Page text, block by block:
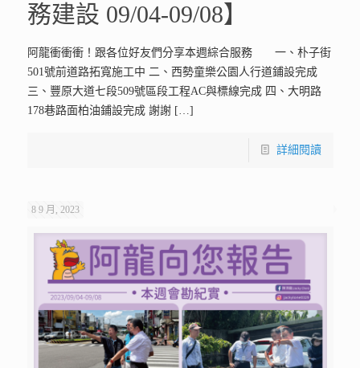
務建設 09/04-09/08】
阿龍衝衝衝！跟各位好友們分享本週綜合服務 一、朴子街
501號前道路拓寬施工中 二、西勢童樂公園人行道鋪設完成
三、豐原大道七段509號區段工程AC與標線完成 四、大明路
178巷路面柏油鋪設完成 謝謝[…]
詳細閱讀
8 9 月, 2023